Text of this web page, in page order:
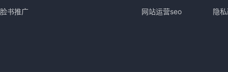
脸书推广 网站运营seo 隐